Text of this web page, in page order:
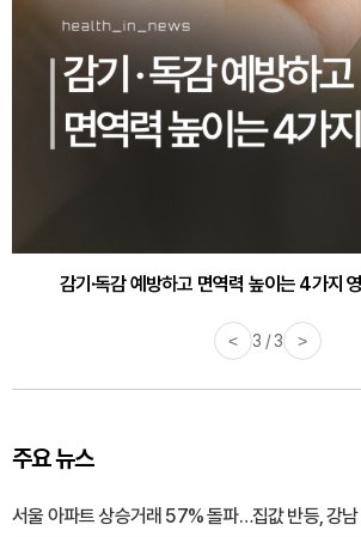
감기·독감 예방하고 면역력 높이는 4가지
< 3 / 3 >
주요 뉴스
서울 아파트 상승거래 57% 돌파…집값 반등, 강